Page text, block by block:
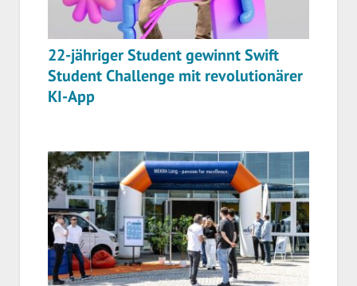
22-jähriger Student gewinnt Swift
Student Challenge mit revolutionärer
KI-App